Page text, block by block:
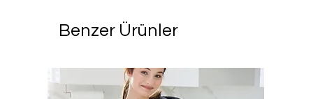
Benzer Ürünler